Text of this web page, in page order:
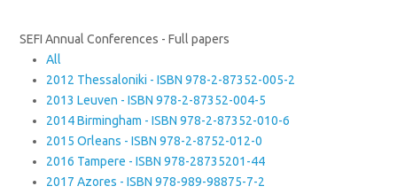
SEFI Annual Conferences - Full papers
All
2012 Thessaloniki - ISBN 978-2-87352-005-2
2013 Leuven - ISBN 978-2-87352-004-5
2014 Birmingham - ISBN 978-2-87352-010-6
2015 Orleans - ISBN 978-2-8752-012-0
2016 Tampere - ISBN 978-28735201-44
2017 Azores - ISBN 978-989-98875-7-2